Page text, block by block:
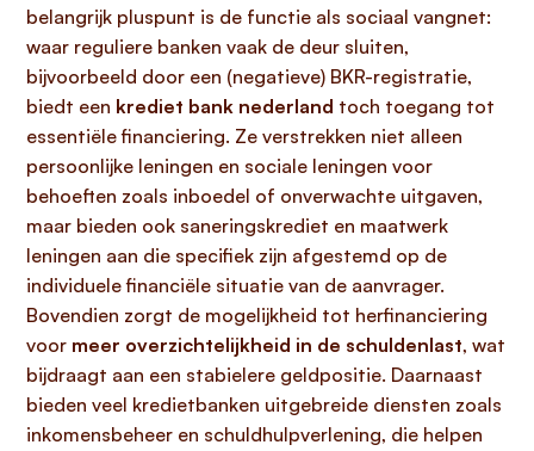
belangrijk pluspunt is de functie als sociaal vangnet:
waar reguliere banken vaak de deur sluiten,
bijvoorbeeld door een (negatieve) BKR-registratie,
biedt een krediet bank nederland toch toegang tot
essentiële financiering. Ze verstrekken niet alleen
persoonlijke leningen en sociale leningen voor
behoeften zoals inboedel of onverwachte uitgaven,
maar bieden ook saneringskrediet en maatwerk
leningen aan die specifiek zijn afgestemd op de
individuele financiële situatie van de aanvrager.
Bovendien zorgt de mogelijkheid tot herfinanciering
voor meer overzichtelijkheid in de schuldenlast, wat
bijdraagt aan een stabielere geldpositie. Daarnaast
bieden veel kredietbanken uitgebreide diensten zoals
inkomensbeheer en schuldhulpverlening, die helpen